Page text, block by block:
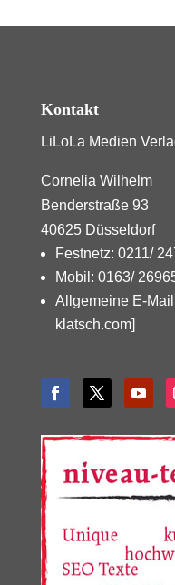
Kontakt
LiLoLa Medien
Cornelia Wilhelm
Benderstraße 93
40625 Düsseldorf
Festnetz: 0211/
Mobil: 0163/
Allgemeine E-Mail
klatsch.com]